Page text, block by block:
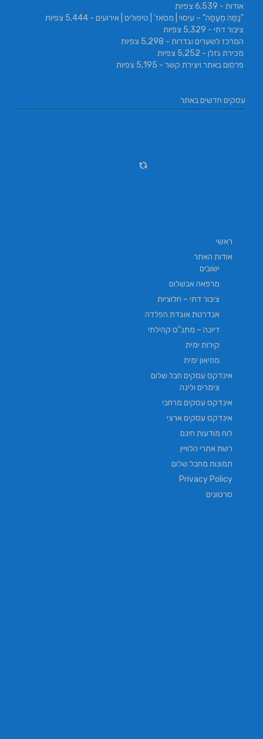
אודות - 6,539 צפיות
"נַסֵּה מְעַסֶּה" – עיסוי | מסאז' | טיפולים | אירועים - 5,444 צפיות
ציבור דתי - 5,329 צפיות
המרכז לשערים וגדרות - 5,298 צפיות
מכירת גזלן - 5,252 צפיות
פרסום באתר ויצירת קשר - 5,195 צפיות
עסקים חדשים באתר
ראשי
אודות האתר
ישובים
מרפאה אבשלום
ציבור דתי – חלוציות
אנדרטת אוגדת הפלדה
דיונה – מתנ"ס קהילתי
קירות ימית
מוזיאון ימית
אינדקס עסקים חבל שלום
צימרים ולינה
אינדקס עסקים מרחבי
אינדקס עסקים ארצי
לוח מודעות חינם
רשת אתרי הלוויין
תמונות מחבל שלום
Privacy Policy
סרטונים